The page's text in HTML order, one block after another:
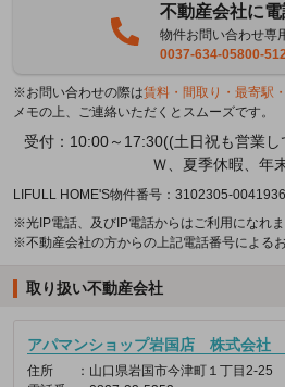
不動産会社に電
物件お問い合わせ専
0037-634-05800-
※お問い合わせの際は賃料・間取り・最寄駅
メモの上、ご連絡いただくとスムーズです。
受付：10:00～17:30((土日祝も営業し
Ｗ、夏季休暇、年末
LIFULL HOME'S物件番号：3102305-0041936
※光IP電話、及びIP電話からはご利用になれま
※不動産会社の方からの上記電話番号による
取り扱い不動産会社
アパマンショップ岩国店 株式会社
住所
：山口県岩国市今津町１丁目2-25